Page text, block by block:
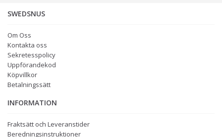
SWEDSNUS
Om Oss
Kontakta oss
Sekretesspolicy
Uppförandekod
Köpvillkor
Betalningssätt
INFORMATION
Fraktsätt och Leveranstider
Beredningsinstruktioner